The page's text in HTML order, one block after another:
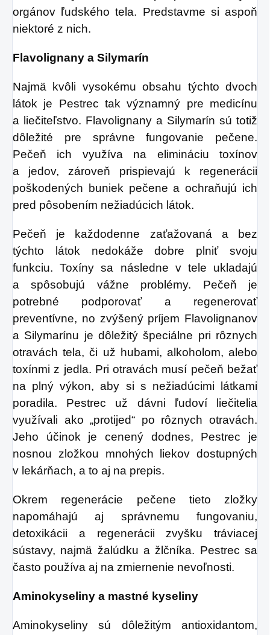
orgánov ľudského tela. Predstavme si aspoň
niektoré z nich.
Flavolignany a Silymarín
Najmä kvôli vysokému obsahu týchto dvoch
látok je Pestrec tak významný pre medicínu
a liečiteľstvo. Flavolignany a Silymarín sú totiž
dôležité pre správne fungovanie pečene.
Pečeň ich využíva na elimináciu toxínov
a jedov, zároveň prispievajú k regenerácii
poškodených buniek pečene a ochraňujú ich
pred pôsobením nežiadúcich látok.
Pečeň je každodenne zaťažovaná a bez
týchto látok nedokáže dobre plniť svoju
funkciu. Toxíny sa následne v tele ukladajú
a spôsobujú vážne problémy. Pečeň je
potrebné podporovať a regenerovať
preventívne, no zvýšený príjem Flavolignanov
a Silymarínu je dôležitý špeciálne pri rôznych
otravách tela, či už hubami, alkoholom, alebo
toxínmi z jedla. Pri otravách musí pečeň bežať
na plný výkon, aby si s nežiadúcimi látkami
poradila. Pestrec už dávni ľudoví liečitelia
využívali ako „protijed“ po rôznych otravách.
Jeho účinok je cenený dodnes, Pestrec je
nosnou zložkou mnohých liekov dostupných
v lekárňach, a to aj na prepis.
Okrem regenerácie pečene tieto zložky
napomáhajú aj správnemu fungovaniu,
detoxikácii a regenerácii zvyšku tráviacej
sústavy, najmä žalúdku a žlčníka. Pestrec sa
často používa aj na zmiernenie nevoľnosti.
Aminokyseliny a mastné kyseliny
Aminokyseliny sú dôležitým antioxidantom,